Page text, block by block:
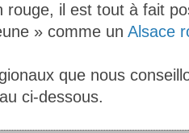
rouge, il est tout à fait
» comme un Alsace
que nous
ci-dessous.